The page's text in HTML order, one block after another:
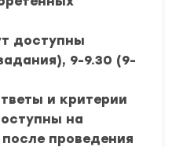
доступны
9-9.30 (9-
и критерии
на
проведения